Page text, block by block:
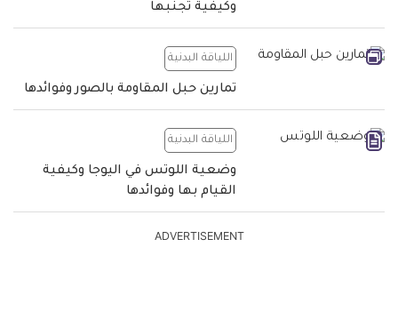
وكيفية تجنبها
اللياقة البدنية
تمارين حبل المقاومة بالصور وفوائدها
اللياقة البدنية
وضعية اللوتس في اليوجا وكيفية
القيام بها وفوائدها
ADVERTISEMENT